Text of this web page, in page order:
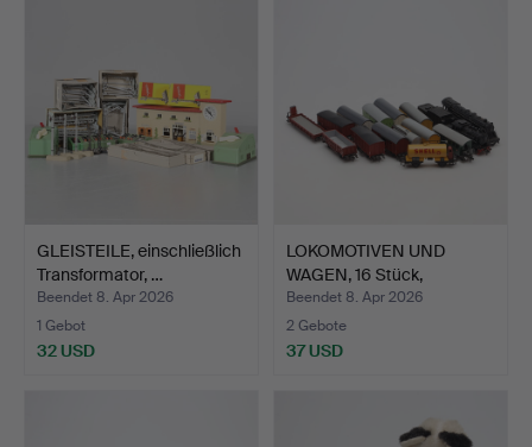
GLEISTEILE, einschließlich
Transformator, …
Beendet 8. Apr 2026
1 Gebot
32 USD
LOKOMOTIVEN UND
WAGEN, 16 Stück,
Fleischma…
Beendet 8. Apr 2026
2 Gebote
37 USD